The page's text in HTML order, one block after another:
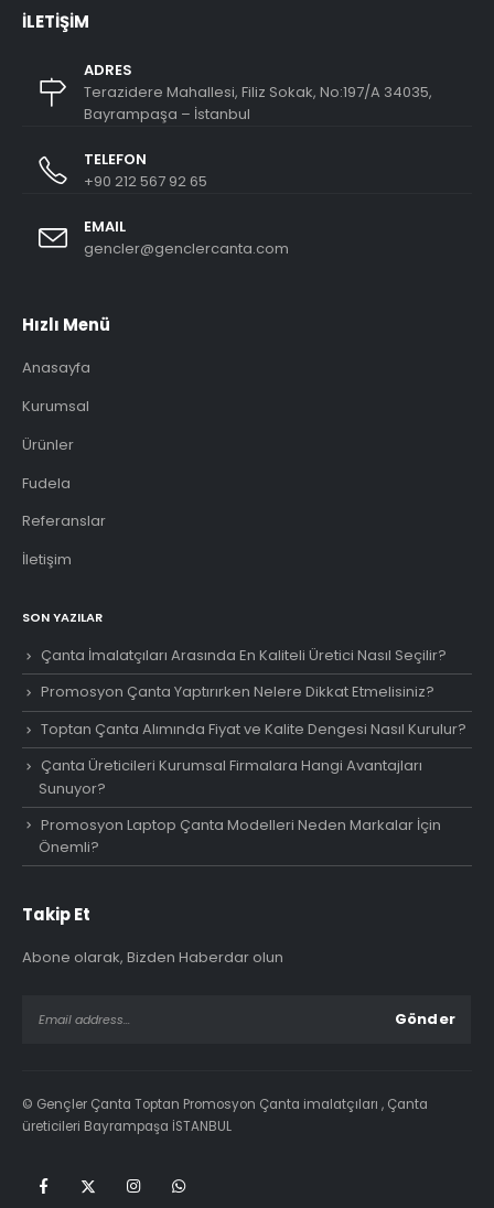
İLETIŞIM
ADRES
Terazidere Mahallesi, Filiz Sokak, No:197/A 34035,
Bayrampaşa – İstanbul
TELEFON
+90 212 567 92 65
EMAIL
gencler@genclercanta.com
Hızlı Menü
Anasayfa
Kurumsal
Ürünler
Fudela
Referanslar
İletişim
SON YAZILAR
Çanta İmalatçıları Arasında En Kaliteli Üretici Nasıl Seçilir?
Promosyon Çanta Yaptırırken Nelere Dikkat Etmelisiniz?
Toptan Çanta Alımında Fiyat ve Kalite Dengesi Nasıl Kurulur?
Çanta Üreticileri Kurumsal Firmalara Hangi Avantajları
Sunuyor?
Promosyon Laptop Çanta Modelleri Neden Markalar İçin
Önemli?
Takip Et
Abone olarak, Bizden Haberdar olun
© Gençler Çanta Toptan Promosyon Çanta imalatçıları , Çanta
üreticileri Bayrampaşa İSTANBUL